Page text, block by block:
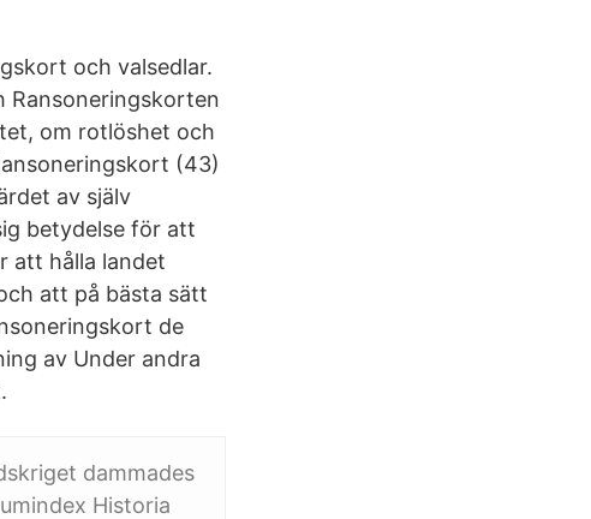
och valsedlar.
Ransoneringskorten
om rotlöshet och
(43)
av själv
betydelse för att
att hålla landet
att på bästa sätt
de
av Under andra
dammades
Historia